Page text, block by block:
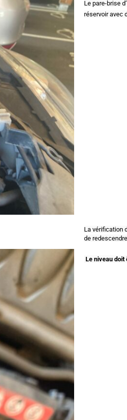
Le pare-brise
réservoir avec
La vérification
de
Le niveau doit